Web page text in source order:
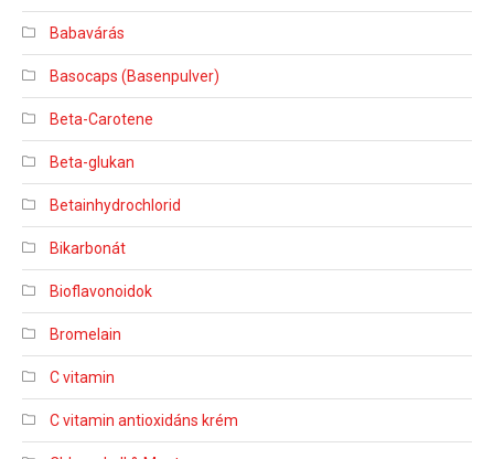
Babavárás
Basocaps (Basenpulver)
Beta-Carotene
Beta-glukan
Betainhydrochlorid
Bikarbonát
Bioflavonoidok
Bromelain
C vitamin
C vitamin antioxidáns krém